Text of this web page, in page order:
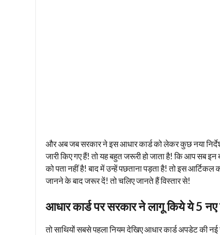
और अब जब सरकार ने इस आधार कार्ड को लेकर कुछ नया
जारी किए गए हैं! तो यह बहुत जरूरी हो जाता है! कि आप सब
को पता नहीं है! बाद में उन्हें पछताना पड़ता है! तो इस
जानने के बाद जरूर दें! तो चलिए जानते हैं विस्तार से!
आधार कार्ड पर सरकार ने लागू किये ये 5 नए
तो साथियों सबसे पहला नियम देखिए आधार कार्ड अपडेट की